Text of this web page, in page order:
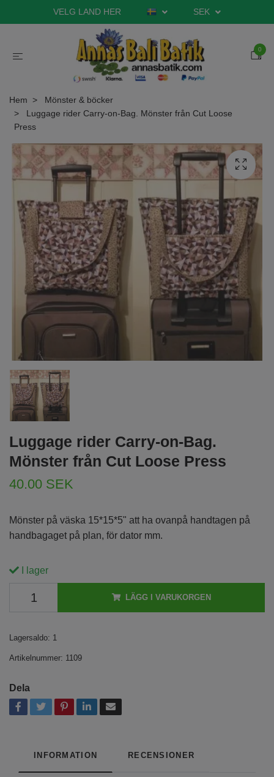
VELG LAND HER SEK
0
Hem
Mönster & böcker
Luggage rider Carry-on-Bag. Mönster från Cut Loose
Press
Luggage rider Carry-on-Bag.
Mönster från Cut Loose Press
40.00 SEK
Mönster på väska 15*15*5" att ha ovanpå handtagen på
handbagaget på plan, för dator mm.
I lager
LÄGG I VARUKORGEN
Lagersaldo: 1
Artikelnummer: 1109
Dela
INFORMATION RECENSIONER